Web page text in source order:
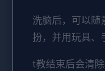
洗脑后，可以随
扮，并用玩具、
t教结束后会清